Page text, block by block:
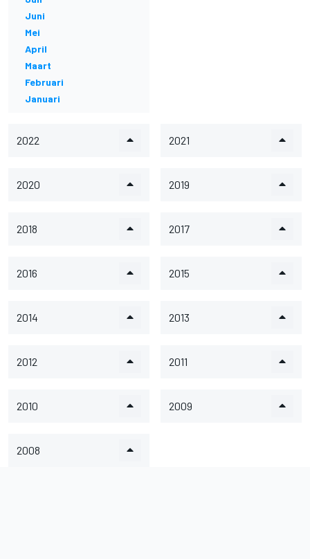
Juni
Mei
April
Maart
Februari
Januari
2022 2021
2020 2019
2018 2017
2016 2015
2014 2013
2012 2011
2010 2009
2008